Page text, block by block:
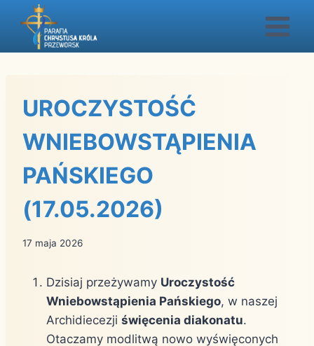
Przejdź
UROCZYSTOŚĆ
WNIEBOWSTĄPIENIA
PAŃSKIEGO
(17.05.2026)
17 maja 2026
Dzisiaj przeżywamy Uroczystość
Wniebowstąpienia Pańskiego, w naszej
Archidiecezji święcenia diakonatu.
Otaczamy modlitwą nowo wyświęconych